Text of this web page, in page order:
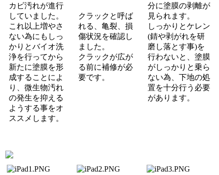
カビ汚れが進行
していました。
これ以上増やさ
ない為にもしっ
かりとバイオ洗
浄を行ってから
新たに塗膜を形
成することによ
り、微生物汚れ
の発生を抑える
ようする事をオ
ススメします。
クラックと呼ば
れる、亀裂、損
傷状況を確認し
ました。
クラックが広が
る前に補修が必
要です。
分に塗膜の剥離が
見られます。
しっかりとケレン
(錆や剥がれを研
磨し落とす事)を
行わないと、塗膜
がしっかりと乗ら
ない為、下地の処
置を十分行う必要
があります。